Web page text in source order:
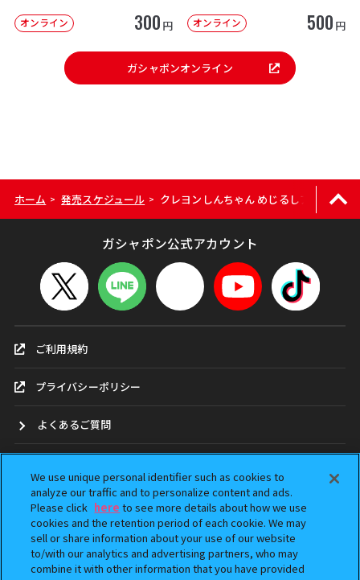
オンライン 300 円 オンライン 500 円
ガシャポンオンライン
ホーム > 発売スケジュール > クレヨンしんちゃん めじるしアクセサリ
ガシャポン公式アカウント
ご利用規約
プライバシーポリシー
よくあるご質問
ガシャポンどこ？
アンケート
ウェブアクセシビリティ方針
We use unique personal identifier such as cookies to
analyze our traffic and to personalize content and ads.
Please click here to see more details about how we use
cookies and the retention period of each cookie. We may
sell or share information about your use of our website
to/with our analytics and advertising partners, who may
combine it with other information that you have provided